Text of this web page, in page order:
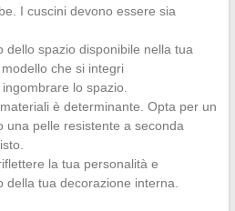
I cuscini devono essere sia
dello spazio disponibile nella tua
che si integri
lo spazio.
è determinante. Opta per un
una pelle resistente a seconda
la tua personalità e
tua decorazione interna.